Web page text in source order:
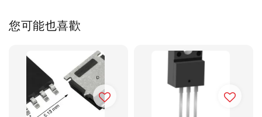
您可能也喜歡